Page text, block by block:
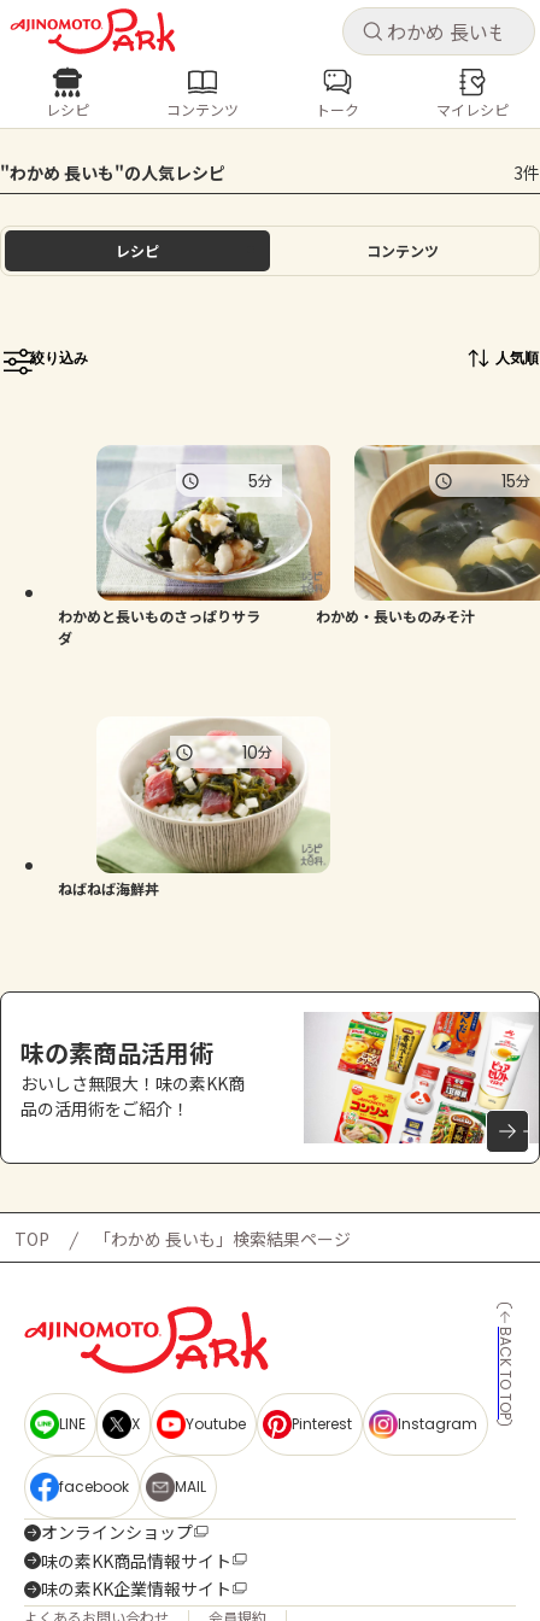
キャ
ログインするとレシピを保存できます
ログイン
ホーム
トーク
よくあるお問い合わせ
お買い物
キャ
レシピ コンテンツ
人気の食材・レシピ
きゅうり なす トマト とうもろこし
ピーマン
レシピ コンテンツ トーク マイレシピ
"わかめ 長いも"の人気レシピ 3件
レシピ コンテンツ
絞り込み 人気順
わかめと長いものさっぱりサラ
ダ
5分
わかめ・長いものみそ汁
15分
ねばねば海鮮丼
10分
味の素商品活用術
おいしさ無限大！味の素KK商
品の活用術をご紹介！
TOP 「わかめ 長いも」検索結果ページ
BACK TO TOP
LINE X Youtube Pinterest Instagram
facebook MAIL
オンラインショップ
味の素KK商品情報サイト
味の素KK企業情報サイト
よくあるお問い合わせ 会員規約